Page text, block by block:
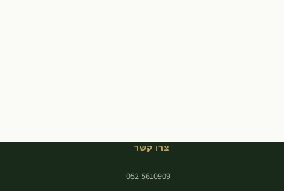
צרו קשר
052-5610909